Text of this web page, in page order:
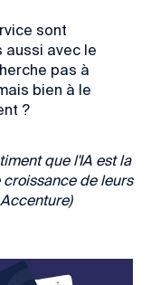
sont
aussi avec le
pas à
bien à le
?
que l'IA est la
de leurs